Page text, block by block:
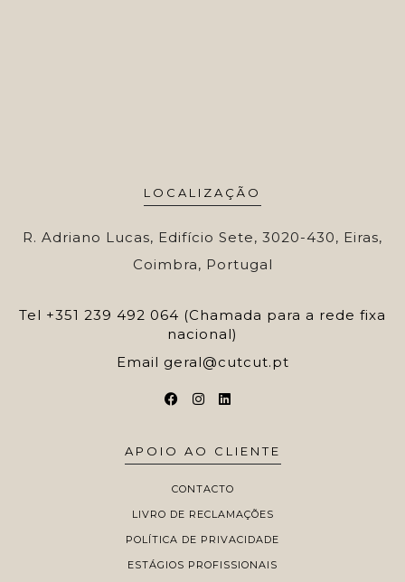
LOCALIZAÇÃO
R. Adriano Lucas, Edifício Sete, 3020-430, Eiras,
Coimbra, Portugal
Tel +351 239 492 064 (Chamada para a rede fixa
nacional)
Email geral@cutcut.pt
APOIO AO CLIENTE
CONTACTO
LIVRO DE RECLAMAÇÕES
POLÍTICA DE PRIVACIDADE
ESTÁGIOS PROFISSIONAIS